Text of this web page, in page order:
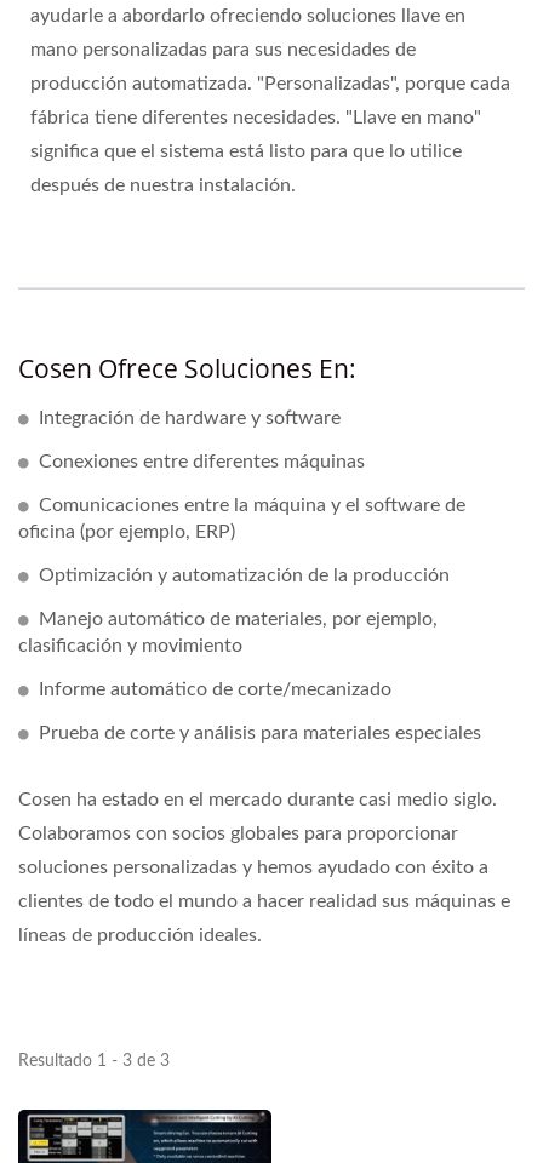
ayudarle a abordarlo ofreciendo soluciones llave en
mano personalizadas para sus necesidades de
producción automatizada. "Personalizadas", porque cada
fábrica tiene diferentes necesidades. "Llave en mano"
significa que el sistema está listo para que lo utilice
después de nuestra instalación.
Cosen Ofrece Soluciones En:
Integración de hardware y software
Conexiones entre diferentes máquinas
Comunicaciones entre la máquina y el software de
oficina (por ejemplo, ERP)
Optimización y automatización de la producción
Manejo automático de materiales, por ejemplo,
clasificación y movimiento
Informe automático de corte/mecanizado
Prueba de corte y análisis para materiales especiales
Cosen ha estado en el mercado durante casi medio siglo.
Colaboramos con socios globales para proporcionar
soluciones personalizadas y hemos ayudado con éxito a
clientes de todo el mundo a hacer realidad sus máquinas e
líneas de producción ideales.
Resultado 1 - 3 de 3